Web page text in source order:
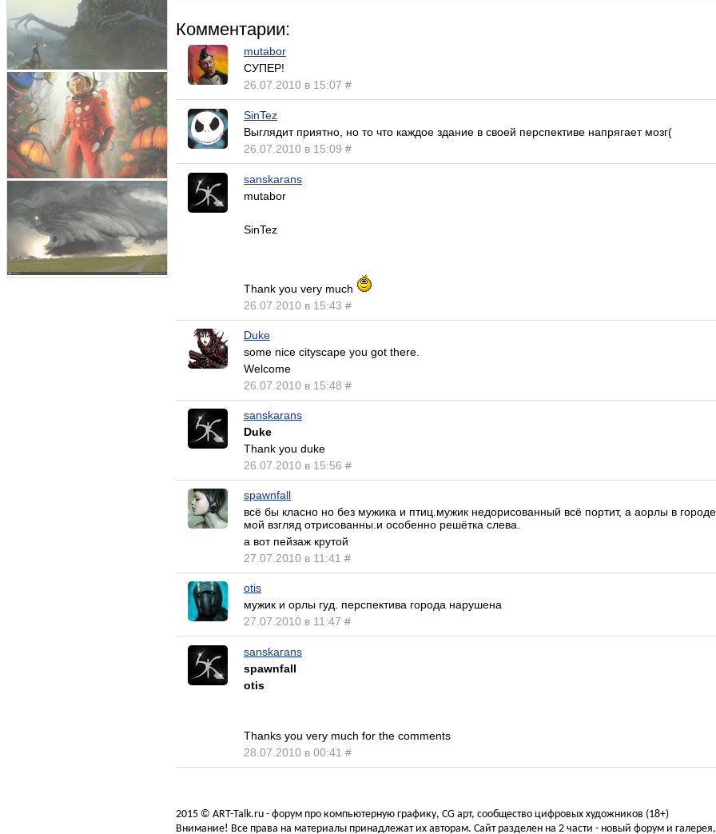
Комментарии:
mutabor
СУПЕР!
26.07.2010 в 15:07 #
SinTez
Выглядит приятно, но то что каждое здание в своей перспективе напрягает мозг(
26.07.2010 в 15:09 #
sanskarans
mutabor
SinTez
Thank you very much
26.07.2010 в 15:43 #
Duke
some nice cityscape you got there.
Welcome
26.07.2010 в 15:48 #
sanskarans
Duke
Thank you duke
26.07.2010 в 15:56 #
spawnfall
всё бы класно но без мужика и птиц.мужик недорисованный всё портит, а аорлы в
мой взгляд отрисованны.и особенно решётка слева.
а вот пейзаж крутой
27.07.2010 в 11:41 #
otis
мужик и орлы гуд. перспектива города нарушена
27.07.2010 в 11:47 #
sanskarans
spawnfall
otis
Thanks you very much for the comments
28.07.2010 в 00:41 #
2015 © ART-Talk.ru - форум про компьютерную графику, CG арт, сообщество цифровых художников (18+)
Внимание! Все права на материалы принадлежат их авторам. Сайт разделен на 2 части - новый форум и